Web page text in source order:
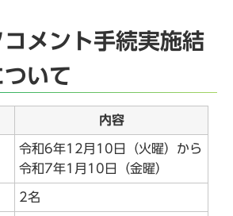
メント手続実施結
いて
内容
令和6年12月10日（火曜）から
令和7年1月10日（金曜）
2名